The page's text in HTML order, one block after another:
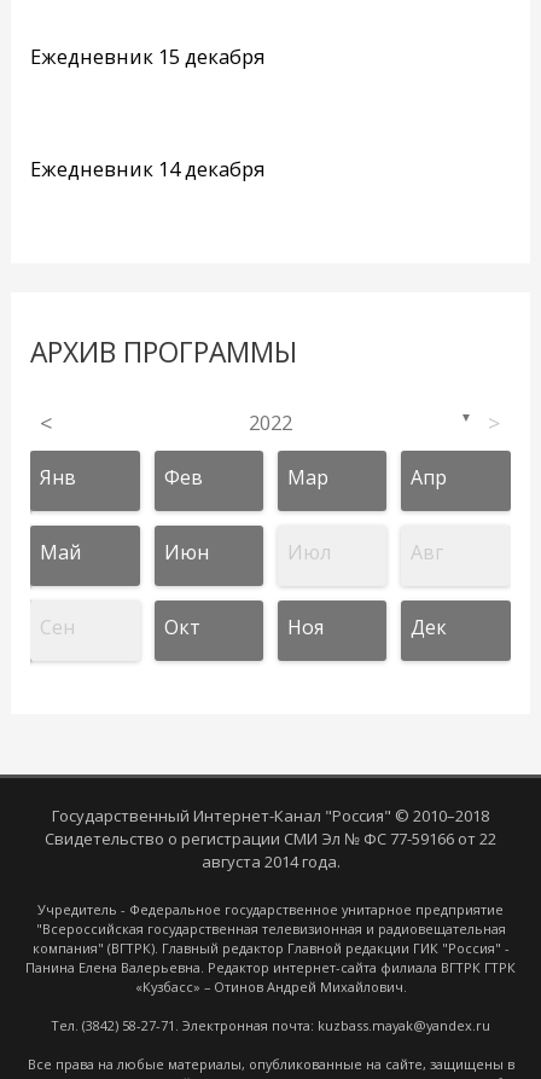
Ежедневник 15 декабря
Ежедневник 14 декабря
АРХИВ ПРОГРАММЫ
< 2022 ▼ >
Янв Фев Мар Апр
Май Июн Июл Авг
Сен Окт Ноя Дек
Государственный Интернет-Канал "Россия" © 2010–2018
Свидетельство о регистрации СМИ Эл № ФС 77-59166 от 22
августа 2014 года.
Учредитель - Федеральное государственное унитарное предприятие
"Всероссийская государственная телевизионная и радиовещательная
компания" (ВГТРК). Главный редактор Главной редакции ГИК "Россия" -
Панина Елена Валерьевна. Редактор интернет-сайта филиала ВГТРК ГТРК
«Кузбасс» – Отинов Андрей Михайлович.
Тел. (3842) 58-27-71. Электронная почта: kuzbass.mayak@yandex.ru
Все права на любые материалы, опубликованные на сайте, защищены в